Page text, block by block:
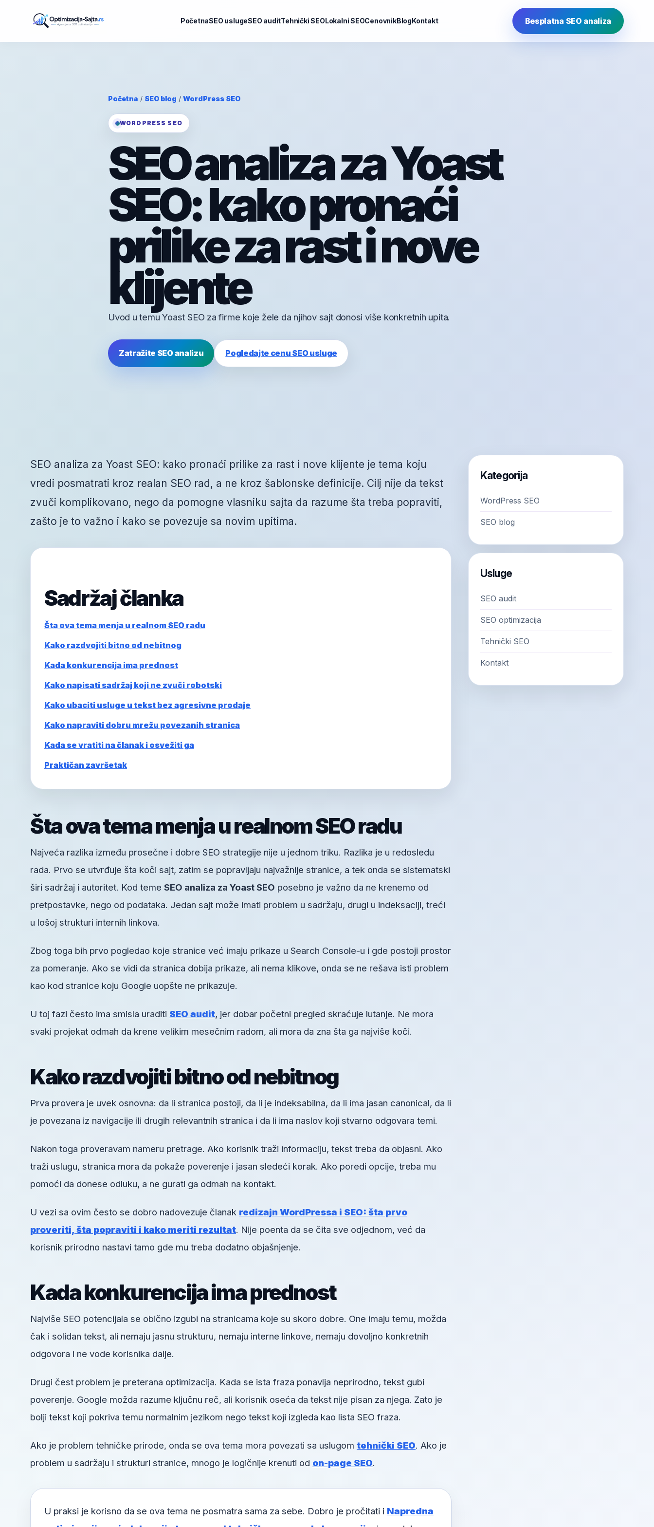
PočetnaSEO uslugeSEO auditTehnički SEOLokalni SEOCenovnikBlogKontakt Besplatna SEO analiza
Početna / SEO blog / WordPress SEO
WORDPRESS SEO
SEO analiza za Yoast
SEO: kako pronaći
prilike za rast i nove
klijente
Uvod u temu Yoast SEO za firme koje žele da njihov sajt donosi više konkretnih upita.
Zatražite SEO analizu Pogledajte cenu SEO usluge
SEO analiza za Yoast SEO: kako pronaći prilike za rast i nove klijente je tema koju
vredi posmatrati kroz realan SEO rad, a ne kroz šablonske definicije. Cilj nije da tekst
zvuči komplikovano, nego da pomogne vlasniku sajta da razume šta treba popraviti,
zašto je to važno i kako se povezuje sa novim upitima.
Sadržaj članka
Šta ova tema menja u realnom SEO radu
Kako razdvojiti bitno od nebitnog
Kada konkurencija ima prednost
Kako napisati sadržaj koji ne zvuči robotski
Kako ubaciti usluge u tekst bez agresivne prodaje
Kako napraviti dobru mrežu povezanih stranica
Kada se vratiti na članak i osvežiti ga
Praktičan završetak
Šta ova tema menja u realnom SEO radu
Najveća razlika između prosečne i dobre SEO strategije nije u jednom triku. Razlika je u redosledu
rada. Prvo se utvrđuje šta koči sajt, zatim se popravljaju najvažnije stranice, a tek onda se sistematski
širi sadržaj i autoritet. Kod teme SEO analiza za Yoast SEO posebno je važno da ne krenemo od
pretpostavke, nego od podataka. Jedan sajt može imati problem u sadržaju, drugi u indeksaciji, treći
u lošoj strukturi internih linkova.
Zbog toga bih prvo pogledao koje stranice već imaju prikaze u Search Console-u i gde postoji prostor
za pomeranje. Ako se vidi da stranica dobija prikaze, ali nema klikove, onda se ne rešava isti problem
kao kod stranice koju Google uopšte ne prikazuje.
U toj fazi često ima smisla uraditi SEO audit, jer dobar početni pregled skraćuje lutanje. Ne mora
svaki projekat odmah da krene velikim mesečnim radom, ali mora da zna šta ga najviše koči.
Kako razdvojiti bitno od nebitnog
Prva provera je uvek osnovna: da li stranica postoji, da li je indeksabilna, da li ima jasan canonical, da li
je povezana iz navigacije ili drugih relevantnih stranica i da li ima naslov koji stvarno odgovara temi.
Nakon toga proveravam nameru pretrage. Ako korisnik traži informaciju, tekst treba da objasni. Ako
traži uslugu, stranica mora da pokaže poverenje i jasan sledeći korak. Ako poredi opcije, treba mu
pomoći da donese odluku, a ne gurati ga odmah na kontakt.
U vezi sa ovim često se dobro nadovezuje članak redizajn WordPressa i SEO: šta prvo
proveriti, šta popraviti i kako meriti rezultat. Nije poenta da se čita sve odjednom, već da
korisnik prirodno nastavi tamo gde mu treba dodatno objašnjenje.
Kada konkurencija ima prednost
Najviše SEO potencijala se obično izgubi na stranicama koje su skoro dobre. One imaju temu, možda
čak i solidan tekst, ali nemaju jasnu strukturu, nemaju interne linkove, nemaju dovoljno konkretnih
odgovora i ne vode korisnika dalje.
Drugi čest problem je preterana optimizacija. Kada se ista fraza ponavlja neprirodno, tekst gubi
poverenje. Google možda razume ključnu reč, ali korisnik oseća da tekst nije pisan za njega. Zato je
bolji tekst koji pokriva temu normalnim jezikom nego tekst koji izgleda kao lista SEO fraza.
Ako je problem tehničke prirode, onda se ova tema mora povezati sa uslugom tehnički SEO. Ako je
problem u sadržaju i strukturi stranice, mnogo je logičnije krenuti od on-page SEO.
U praksi je korisno da se ova tema ne posmatra sama za sebe. Dobro je pročitati i Napredna
Kategorija
WordPress SEO
SEO blog
Usluge
SEO audit
SEO optimizacija
Tehnički SEO
Kontakt